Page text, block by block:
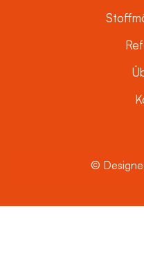
©